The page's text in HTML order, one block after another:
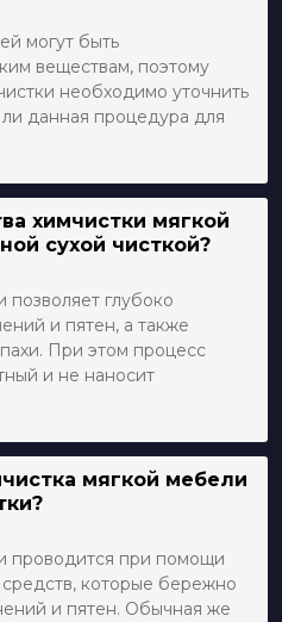
могут быть
веществам, поэтому
необходимо уточнить
данная процедура для
химчистки мягкой
сухой чисткой?
позволяет глубоко
и пятен, а также
При этом процесс
и не наносит
мягкой мебели
проводится при помощи
которые бережно
и пятен. Обычная же